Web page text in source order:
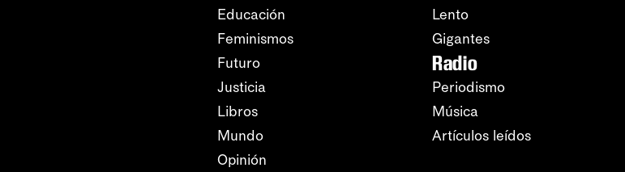
Educación
Feminismos
Futuro
Justicia
Libros
Mundo
Opinión
Lento
Gigantes
Radio
Periodismo
Música
Artículos leídos